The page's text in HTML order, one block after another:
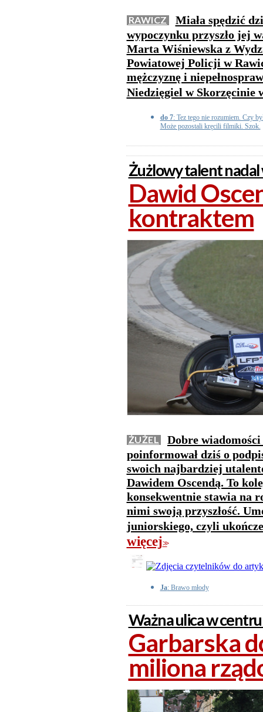
RAWICZ
Miała spędzić
wypoczynku przyszło jej
Marta Wiśniewska z
Powiatowej Policji w
mężczyznę i
Niedzięgiel w Skorzęcinie
do 7: Tez tego nie rozumiem. Czy
Może pozostali kręcili filmiki. Szok.
Żużlowy talent nadal
Dawid
kontraktem
ŻUŻEL
Dobre
poinformował dziś o
swoich najbardziej
Dawidem Oscendą. To
konsekwentnie stawia na
nimi swoją przyszłość.
juniorskiego, czyli
więcej>>
Ja: Brawo młody
Ważna ulica w
Garbarska
miliona